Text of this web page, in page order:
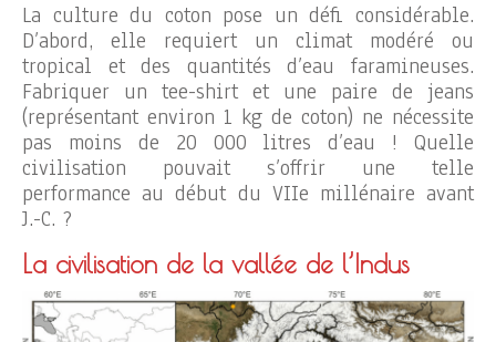
La culture du coton pose un défi considérable.
D’abord, elle requiert un climat modéré ou
tropical et des quantités d’eau faramineuses.
Fabriquer un tee-shirt et une paire de jeans
(représentant environ 1 kg de coton) ne nécessite
pas moins de 20 000 litres d’eau ! Quelle
civilisation pouvait s’offrir une telle
performance au début du VIIe millénaire avant
J.-C. ?
La civilisation de la vallée de l’Indus